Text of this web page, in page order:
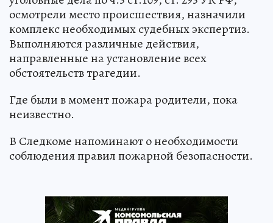
осмотрели место происшествия, назначили
комплекс необходимых судебных экспертиз.
Выполняются различные действия,
направленные на установление всех
обстоятельств трагедии.
Где были в момент пожара родители, пока
неизвестно.
В Следкоме напоминают о необходимости
соблюдения правил пожарной безопасности.